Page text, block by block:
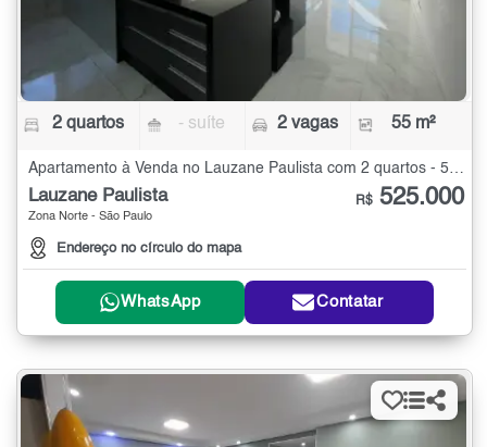
2 quartos - suíte 2 vagas 55 m²
Lauzane Paulista
Zona Norte - São Paulo
Endereço no círculo do mapa
R$ 525.000
WhatsApp Contatar